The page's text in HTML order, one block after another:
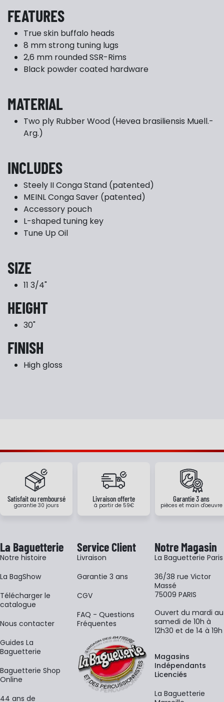
FEATURES
True skin buffalo heads
8 mm strong tuning lugs
2,6 mm rounded SSR-Rims
Black powder coated hardware
MATERIAL
Two ply Rubber Wood (Hevea brasiliensis Muell.-
Arg.)
INCLUDES
Steely II Conga Stand (patented)
MEINL Conga Saver (patented)
Accessory pouch
L-shaped tuning key
Tune Up Oil
SIZE
11 3/4"
HEIGHT
30"
FINISH
High gloss
Satisfait ou remboursé
garantie 30 jours
Livraison offerte
à partir de 59€
Garantie 3 ans
pièces et main d'oeuvre
La Baguetterie
Notre histoire
La BagShow
​Télécharger le
catalogue
Nous contacter
Guides La
Baguetterie
Baguetterie Shop
Online
44 ans de
Service Client
Livraison
Garantie 3 ans
CGV
FAQ - Questions
Fréquentes
Notre Magasin
La Baguetterie Paris
36/38 rue Victor
Massé
75009 PARIS
Ouvert du mardi au
samedi de 10h à
12h30 et de 14 à 19h
Magasins
Indépendants
Licenciés
La Baguetterie